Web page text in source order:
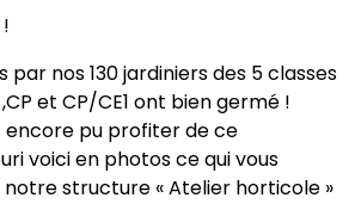
par nos 130 jardiniers des 5 classes
et CP/CE1 ont bien germé !
encore pu profiter de ce
voici en photos ce qui vous
structure « Atelier horticole »